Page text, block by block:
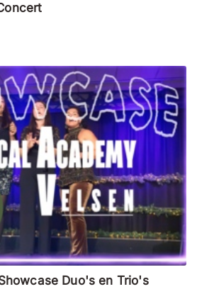
Duo's en Trio's